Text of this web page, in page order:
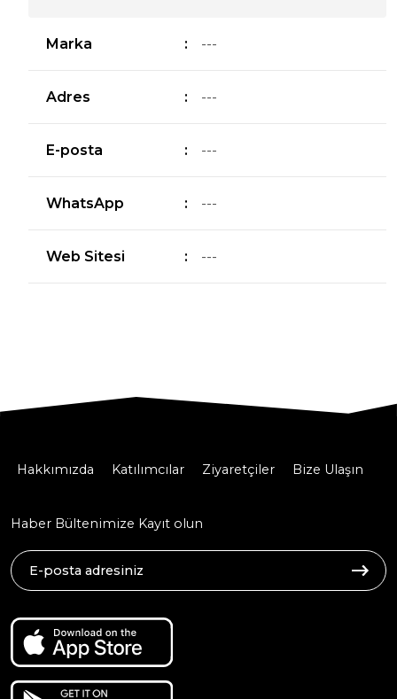
Marka : ---
Adres : ---
E-posta : ---
WhatsApp : ---
Web Sitesi : ---
Hakkımızda Katılımcılar Ziyaretçiler Bize Ulaşın
Haber Bültenimize Kayıt olun